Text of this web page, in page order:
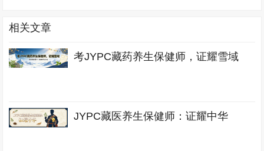
相关文章
考JYPC藏药养生保健师，证耀雪域
JYPC藏医养生保健师：证耀中华